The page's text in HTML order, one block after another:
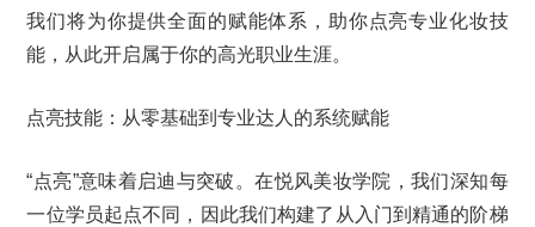
我们将为你提供全面的赋能体系，助你点亮专业化妆技
能，从此开启属于你的高光职业生涯。
点亮技能：从零基础到专业达人的系统赋能
“点亮”意味着启迪与突破。在悦风美妆学院，我们深知每
一位学员起点不同，因此我们构建了从入门到精通的阶梯